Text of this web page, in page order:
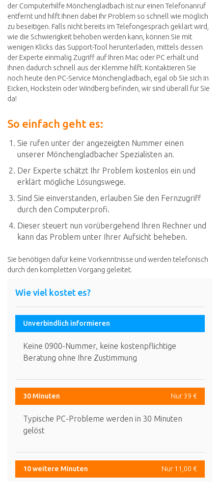
der Computerhilfe Mönchengladbach ist nur einen Telefonanruf
entfernt und hilft Ihnen dabei Ihr Problem so schnell wie möglich
zu beseitigen. Falls nicht bereits im Telefongespräch geklärt wird,
wie die Schwierigkeit behoben werden kann, können Sie mit
wenigen Klicks das Support-Tool herunterladen, mittels dessen
der Experte einmalig Zugriff auf Ihren Mac oder PC erhält und
Ihnen dadurch schnell aus der Klemme hilft. Kontaktieren Sie
noch heute den PC-Service Mönchengladbach, egal ob Sie sich in
Eicken, Hockstein oder Windberg befinden, wir sind überall für Sie
da!
So einfach geht es:
Sie rufen unter der angezeigten Nummer einen
unserer Mönchengladbacher Spezialisten an.
Der Experte schätzt Ihr Problem kostenlos ein und
erklärt mögliche Lösungswege.
Sind Sie einverstanden, erlauben Sie den Fernzugriff
durch den Computerprofi.
Dieser steuert nun vorübergehend Ihren Rechner und
kann das Problem unter Ihrer Aufsicht beheben.
Sie benötigen dafür keine Vorkenntnisse und werden telefonisch
durch den kompletten Vorgang geleitet.
Wie viel kostet es?
Unverbindlich informieren
Keine 0900-Nummer, keine kostenpflichtige
Beratung ohne Ihre Zustimmung
30 Minuten Nur 39 €
Typische PC-Probleme werden in 30 Minuten
gelöst
10 weitere Minuten Nur 11,00 €